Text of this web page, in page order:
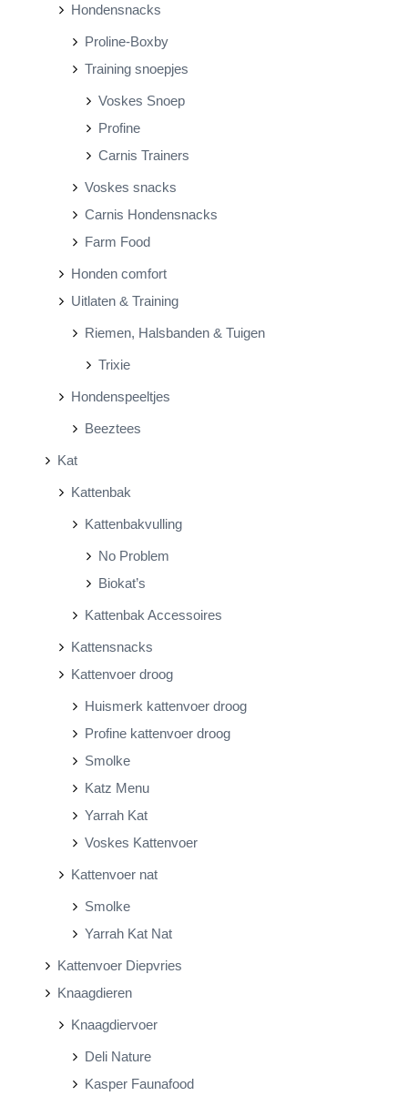
Hondensnacks
Proline-Boxby
Training snoepjes
Voskes Snoep
Profine
Carnis Trainers
Voskes snacks
Carnis Hondensnacks
Farm Food
Honden comfort
Uitlaten & Training
Riemen, Halsbanden & Tuigen
Trixie
Hondenspeeltjes
Beeztees
Kat
Kattenbak
Kattenbakvulling
No Problem
Biokat’s
Kattenbak Accessoires
Kattensnacks
Kattenvoer droog
Huismerk kattenvoer droog
Profine kattenvoer droog
Smolke
Katz Menu
Yarrah Kat
Voskes Kattenvoer
Kattenvoer nat
Smolke
Yarrah Kat Nat
Kattenvoer Diepvries
Knaagdieren
Knaagdiervoer
Deli Nature
Kasper Faunafood